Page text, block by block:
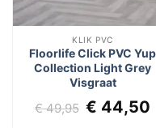
KLIK PVC
Floorlife Click PVC Yup
Collection Light Grey
Visgraat
€49,95 € 44,50